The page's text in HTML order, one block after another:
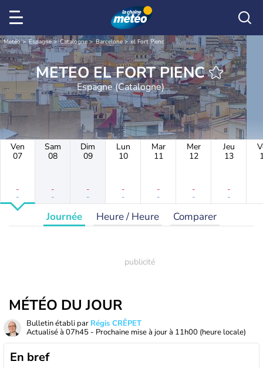
Météo Espagne Catalogne Barcelone el Fort Pienc
METEO EL FORT PIENC
Espagne (Catalogne)
Ven
07
-
-
Sam
08
-
-
Dim
09
-
-
Lun
10
-
-
Mar
11
-
-
Mer
12
-
-
Jeu
13
-
-
Journée Heure / Heure Comparer
MÉTÉO DU JOUR
Bulletin établi par Régis CRÊPET
Actualisé à 07h45 - Prochaine mise à jour à 11h00 (heure locale)
En bref